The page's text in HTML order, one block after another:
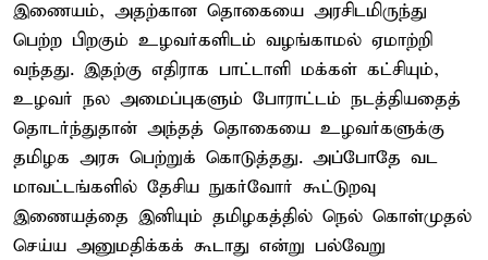
இணையம், அதற்கான தொகையை அரசிடமிருந்து
பெற்ற பிறகும் உழவர்களிடம் வழங்காமல் ஏமாற்றி
வந்தது. இதற்கு எதிராக பாட்டாளி மக்கள் கட்சியும்,
உழவர் நல அமைப்புகளும் போராட்டம் நடத்தியதைத்
தொடர்ந்துதான் அந்தத் தொகையை உழவர்களுக்கு
தமிழக அரசு பெற்றுக் கொடுத்தது. அப்போதே வட
மாவட்டங்களில் தேசிய நுகர்வோர் கூட்டுறவு
இணையத்தை இனியும் தமிழகத்தில் நெல் கொள்முதல்
செய்ய அனுமதிக்கக் கூடாது என்று பல்வேறு